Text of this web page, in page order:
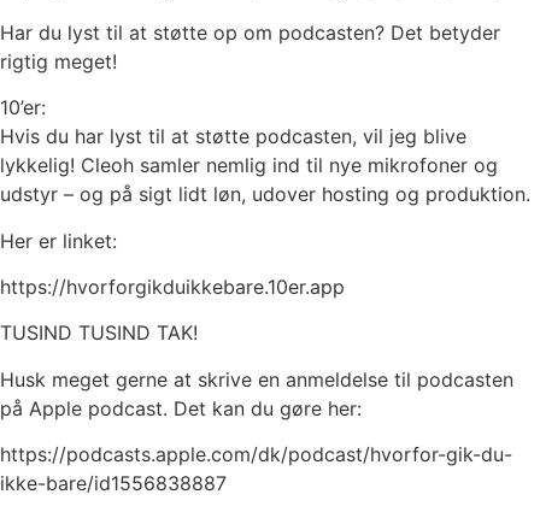
Har du lyst til at støtte op om podcasten? Det betyder
rigtig meget!
10’er:
Hvis du har lyst til at støtte podcasten, vil jeg blive
lykkelig! Cleoh samler nemlig ind til nye mikrofoner og
udstyr – og på sigt lidt løn, udover hosting og produktion.
Her er linket:
https://hvorforgikduikkebare.10er.app
TUSIND TUSIND TAK!
Husk meget gerne at skrive en anmeldelse til podcasten
på Apple podcast. Det kan du gøre her:
https://podcasts.apple.com/dk/podcast/hvorfor-gik-du-
ikke-bare/id1556838887